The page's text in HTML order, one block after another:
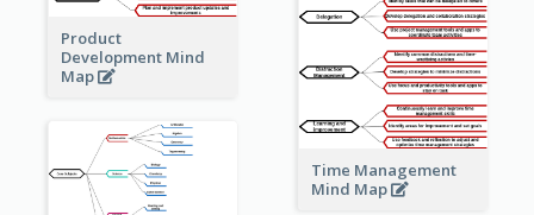
Product
Development Mind
Map
Time Management
Mind Map